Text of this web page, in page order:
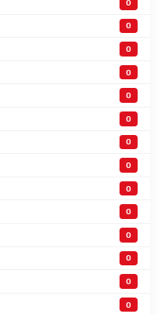
0
0
0
0
0
0
0
0
0
0
0
0
0
0